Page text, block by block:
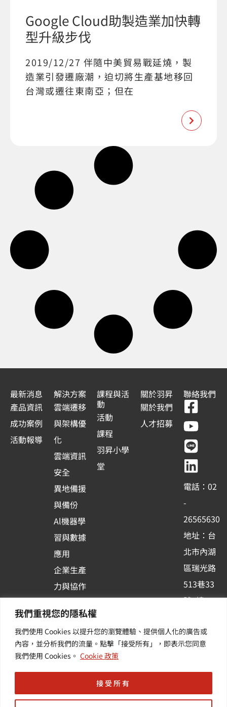
我們重視您的隱私權
我們使用 Cookies 以提升您的瀏覽體驗、提供個人化的廣告或
內容，並分析我們的流量。點擊「接受所有」，即表示您同意
我們使用 Cookies。 Cookie 政策
接受所有
Google Cloud助製造業加快轉
型升級步伐
2019/12/27 伴隨中美貿易戰延燒，製
造業引發遷廠潮，迫切將生產基地移回
台灣或遷往東南亞；但在
最新消息
產品資訊
成功案例
活動報導
解決方案
雲端遷移
與架構優
化
雲端資訊
安全
異地備援
與備份
Al機器學
習與數據
應用
企業生產
力與協作
台應用
其他／加
值服務
課程與活
動
活動
課程
羽昇小學
堂
關於羽昇
關於我們
人才招募
聯絡我們
F
a
c
e
b
o
o
k
-
s
q
u
a
r
Y
o
u
t
u
b
e
L
i
n
e
L
i
n
k
e
d
i
n
電話：02
-
26565630
地址：台
北市內湖
區瑞光路
513巷33
號6樓
新訊 | 提
供您最新